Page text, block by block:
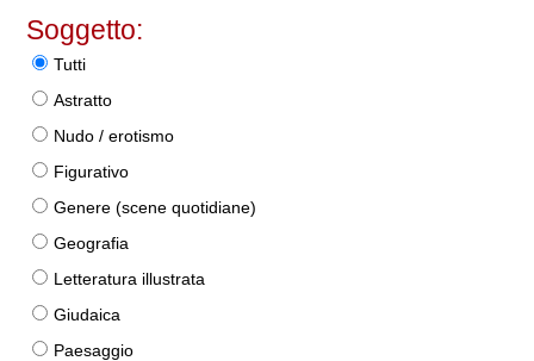
Soggetto:
Tutti
Astratto
Nudo / erotismo
Figurativo
Genere (scene quotidiane)
Geografia
Letteratura illustrata
Giudaica
Paesaggio